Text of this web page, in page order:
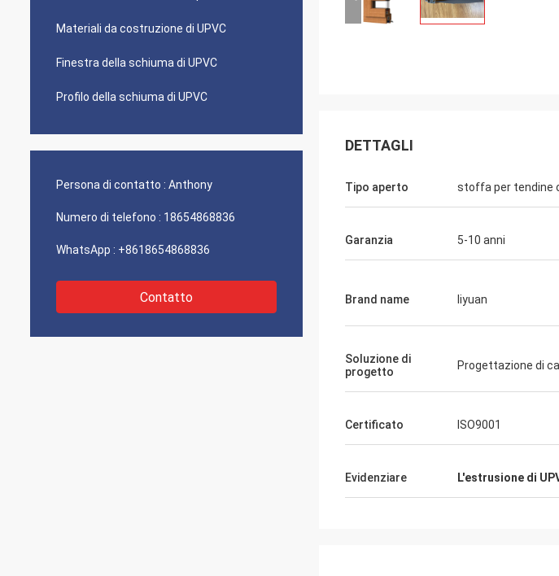
Materiali da costruzione di UPVC
Finestra della schiuma di UPVC
Profilo della schiuma di UPVC
Persona di contatto : Anthony
Numero di telefono : 18654868836
WhatsApp : +8618654868836
Contatto
DETTAGLI
Tipo aperto stoffa per tendine
Garanzia 5-10 anni
Brand name liyuan
Soluzione di
progetto
Progettazione di
Certificato ISO9001
Evidenziare L'estrusione di